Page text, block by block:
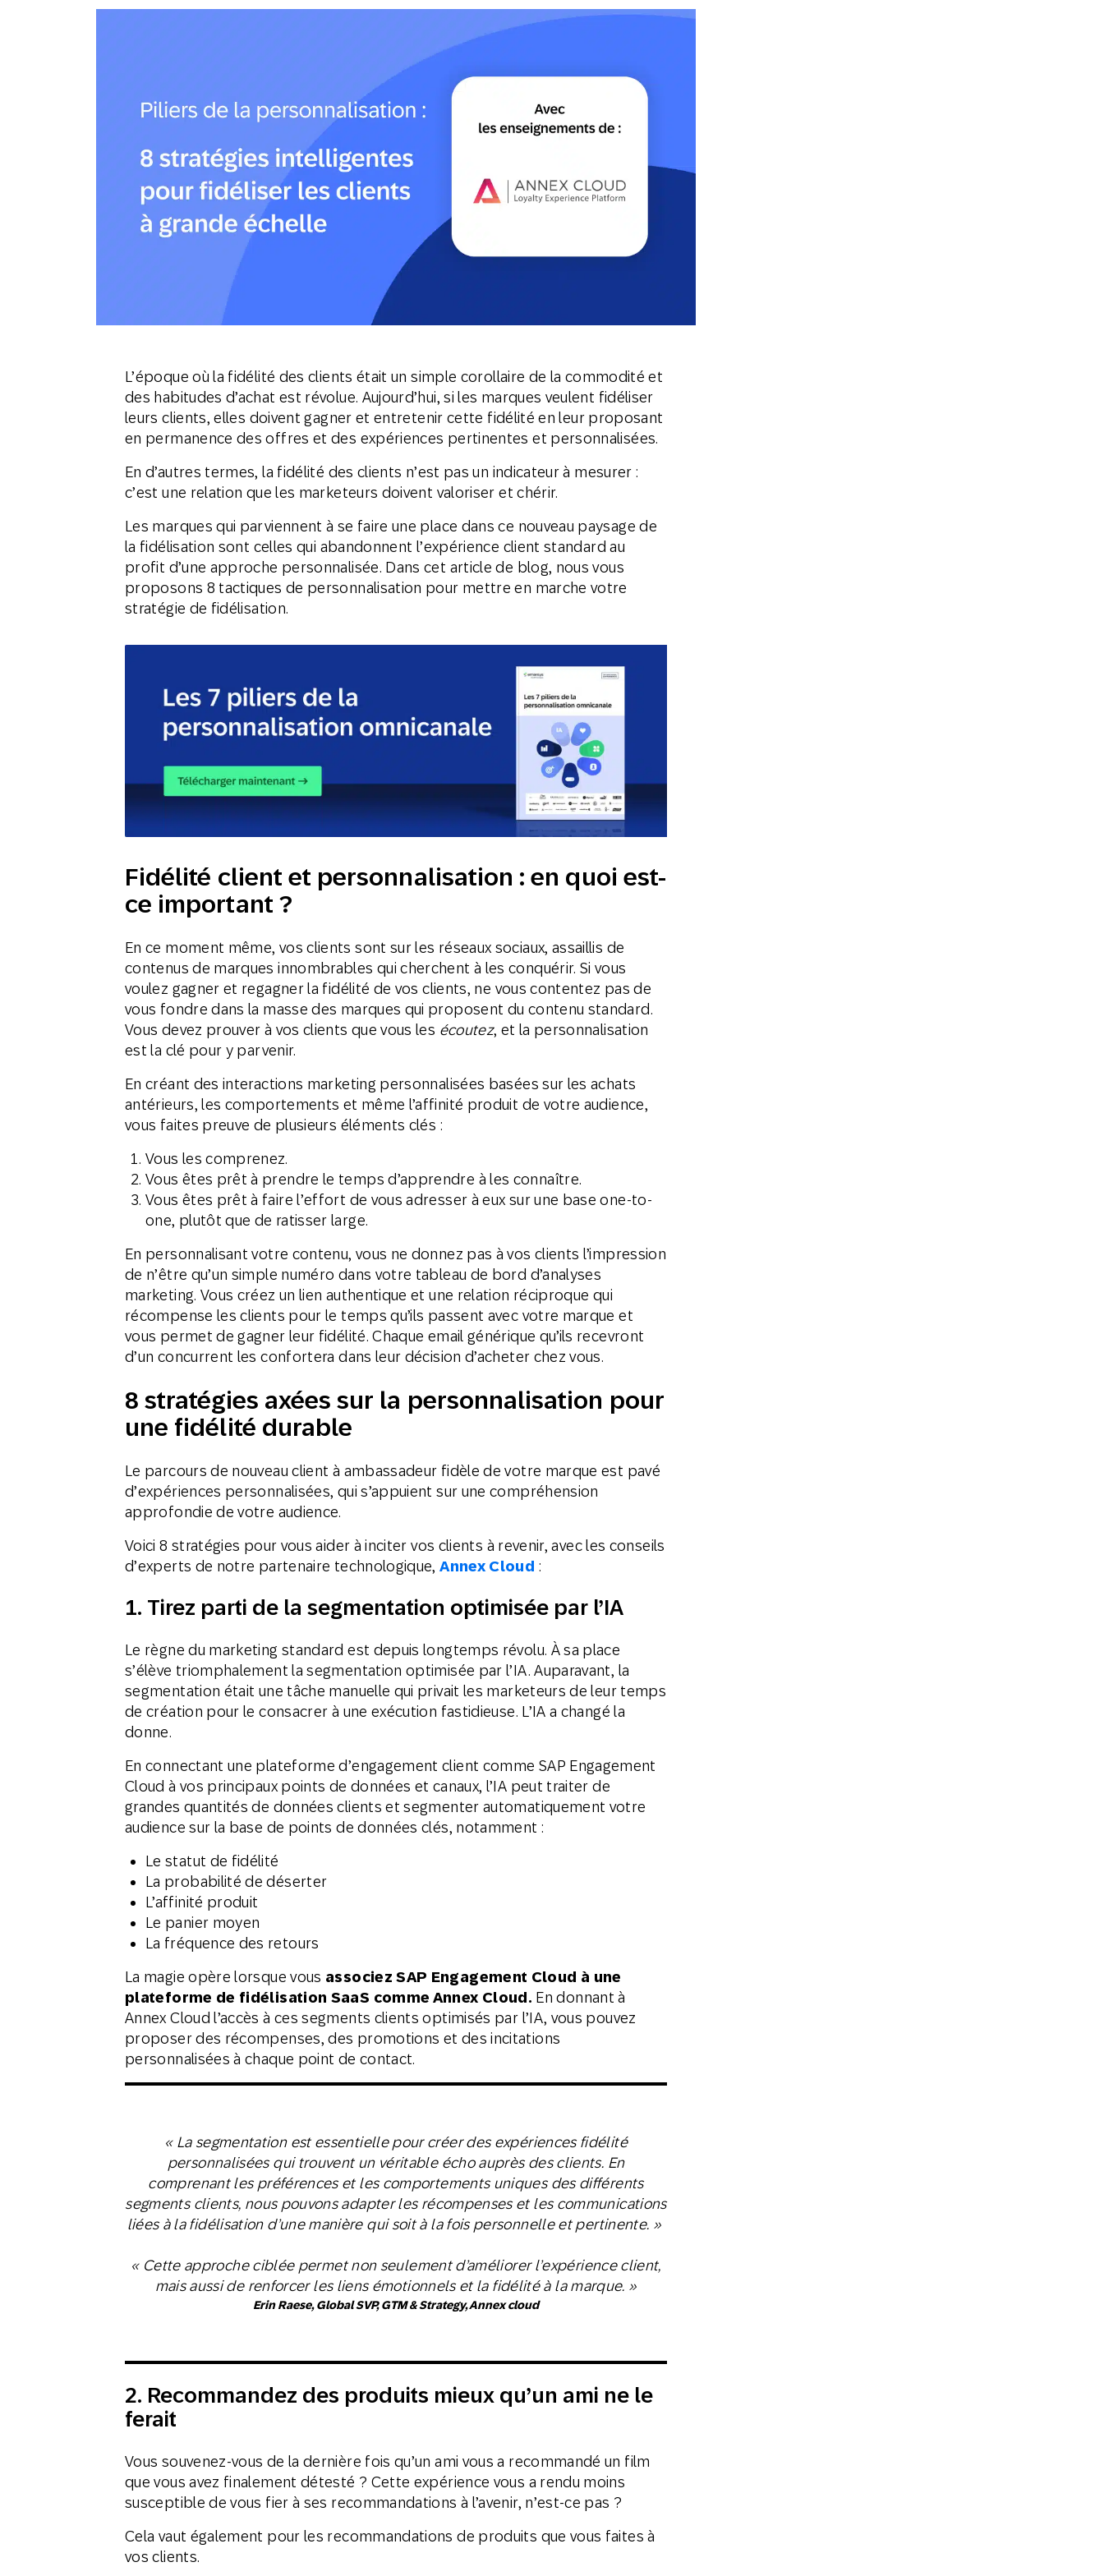
Digital Ads
conversationnelle
Publipostage
L’époque où la fidélité des clients était un simple corollaire de la commodité et
des habitudes d’achat est révolue. Aujourd’hui, si les marques veulent fidéliser
leurs clients, elles doivent gagner et entretenir cette fidélité en leur proposant
en permanence des offres et des expériences pertinentes et personnalisées.
En d’autres termes, la fidélité des clients n’est pas un indicateur à mesurer :
c’est une relation que les marketeurs doivent valoriser et chérir.
Les marques qui parviennent à se faire une place dans ce nouveau paysage de
la fidélisation sont celles qui abandonnent l’expérience client standard au
profit d’une approche personnalisée. Dans cet article de blog, nous vous
proposons 8 tactiques de personnalisation pour mettre en marche votre
stratégie de fidélisation.
Fidélité client et personnalisation : en quoi est-
ce important ?
En ce moment même, vos clients sont sur les réseaux sociaux, assaillis de
contenus de marques innombrables qui cherchent à les conquérir. Si vous
voulez gagner et regagner la fidélité de vos clients, ne vous contentez pas de
vous fondre dans la masse des marques qui proposent du contenu standard.
Vous devez prouver à vos clients que vous les écoutez, et la personnalisation
est la clé pour y parvenir.
En créant des interactions marketing personnalisées basées sur les achats
antérieurs, les comportements et même l’affinité produit de votre audience,
vous faites preuve de plusieurs éléments clés :
Vous les comprenez.
Vous êtes prêt à prendre le temps d’apprendre à les connaître.
Vous êtes prêt à faire l’effort de vous adresser à eux sur une base one-to-
one, plutôt que de ratisser large.
En personnalisant votre contenu, vous ne donnez pas à vos clients l’impression
de n’être qu’un simple numéro dans votre tableau de bord d’analyses
marketing. Vous créez un lien authentique et une relation réciproque qui
récompense les clients pour le temps qu’ils passent avec votre marque et
vous permet de gagner leur fidélité. Chaque email générique qu’ils recevront
d’un concurrent les confortera dans leur décision d’acheter chez vous.
8 stratégies axées sur la personnalisation pour
une fidélité durable
Le parcours de nouveau client à ambassadeur fidèle de votre marque est pavé
d’expériences personnalisées, qui s’appuient sur une compréhension
approfondie de votre audience.
Voici 8 stratégies pour vous aider à inciter vos clients à revenir, avec les conseils
d’experts de notre partenaire technologique,Annex Cloud :
1. Tirez parti de la segmentation optimisée par l’IA
Le règne du marketing standard est depuis longtemps révolu. À sa place
s’élève triomphalement la segmentation optimisée par l’IA. Auparavant, la
segmentation était une tâche manuelle qui privait les marketeurs de leur temps
de création pour le consacrer à une exécution fastidieuse. L’IA a changé la
donne.
En connectant une plateforme d’engagement client comme SAP Engagement
Cloud à vos principaux points de données et canaux, l’IA peut traiter de
grandes quantités de données clients et segmenter automatiquement votre
audience sur la base de points de données clés, notamment :
Le statut de fidélité
La probabilité de déserter
L’affinité produit
Le panier moyen
La fréquence des retours
La magie opère lorsque vous associez SAP Engagement Cloud à une
plateforme de fidélisation SaaS comme Annex Cloud. En donnant à
Annex Cloud l’accès à ces segments clients optimisés par l’IA, vous pouvez
proposer des récompenses, des promotions et des incitations
personnalisées à chaque point de contact.
« La segmentation est essentielle pour créer des expériences fidélité
personnalisées qui trouvent un véritable écho auprès des clients. En
comprenant les préférences et les comportements uniques des différents
segments clients, nous pouvons adapter les récompenses et les communications
liées à la fidélisation d’une manière qui soit à la fois personnelle et pertinente. »
« Cette approche ciblée permet non seulement d’améliorer l’expérience client,
mais aussi de renforcer les liens émotionnels et la fidélité à la marque. »
Erin Raese, Global SVP, GTM & Strategy, Annex cloud
2. Recommandez des produits mieux qu’un ami ne le
ferait
Vous souvenez-vous de la dernière fois qu’un ami vous a recommandé un film
que vous avez finalement détesté ? Cette expérience vous a rendu moins
susceptible de vous fier à ses recommandations à l’avenir, n’est-ce pas ?
Cela vaut également pour les recommandations de produits que vous faites à
vos clients.